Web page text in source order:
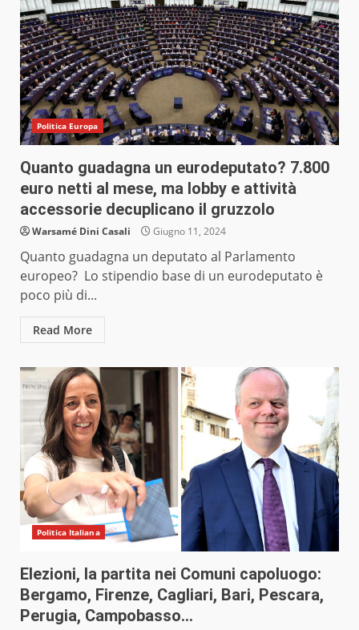
Politica Europa
Quanto guadagna un eurodeputato? 7.800
euro netti al mese, ma lobby e attività
accessorie decuplicano il gruzzolo
Warsamé Dini Casali Giugno 11, 2024
Quanto guadagna un deputato al Parlamento
europeo? Lo stipendio base di un eurodeputato è
poco più di...
Read More
Politica Italiana
Elezioni, la partita nei Comuni capoluogo:
Bergamo, Firenze, Cagliari, Bari, Pescara,
Perugia, Campobasso…